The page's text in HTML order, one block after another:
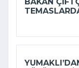
BAKAN